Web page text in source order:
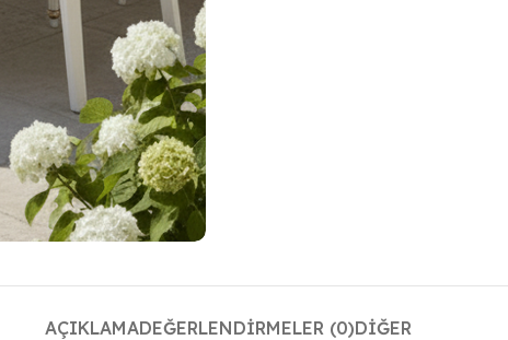
AÇIKLAMADEĞERLENDIRMELER (0)DIĞER